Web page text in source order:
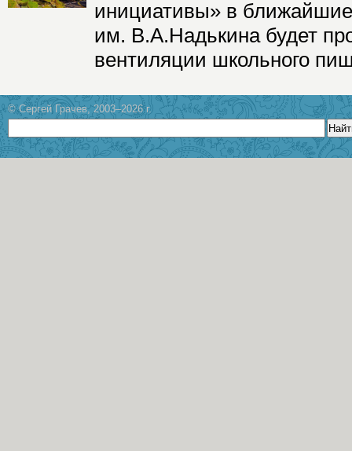
инициативы» в
им. В.А.Надькина будет
вентиляции школьного
© Сергей Грачев, 2003–2026 г.